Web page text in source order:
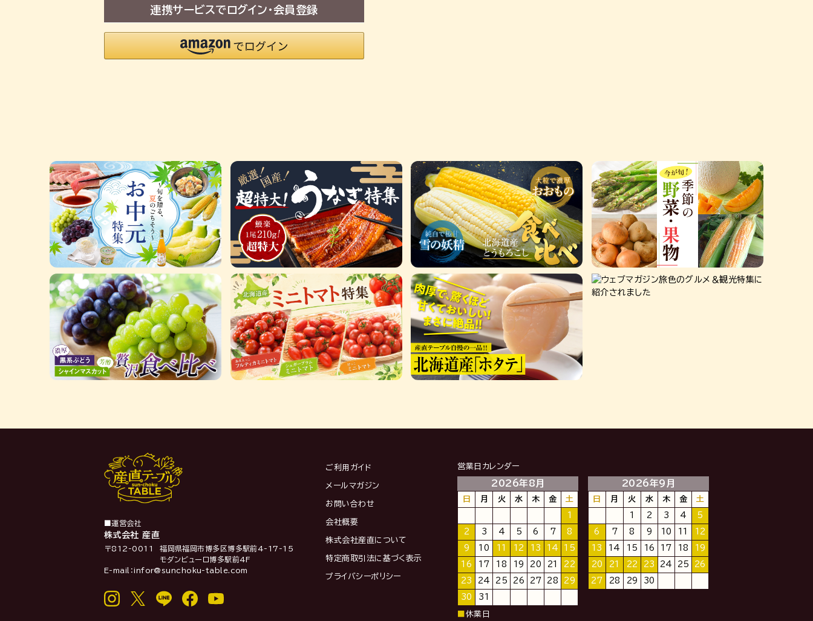
連携サービスでログイン・会員登録
■運営会社
株式会社 産直
〒812-0011
福岡県福岡市博多区博多駅前4-17-15
モダンビューロ博多駅前4F
E-mail：infor@sunchoku-table.com
ご利用ガイド
メールマガジン
お問い合わせ
会社概要
株式会社産直について
特定商取引法に基づく表示
プライバシーポリシー
営業日カレンダー
2026年8月
日 月 火 水 木 金 土
2 3 4 5 6 7 8
9 10 12 13 14 15
16 17 18 19 20 21 22
23 24 25 26 27 28 29
30 31
2026年9月
日 月 火 水 木 金 土
2 3 4 5
6 7 8 9 10 12
13 14 15 16 17 18 19
20 21 22 23 24 25 26
27 28 29 30
休業日